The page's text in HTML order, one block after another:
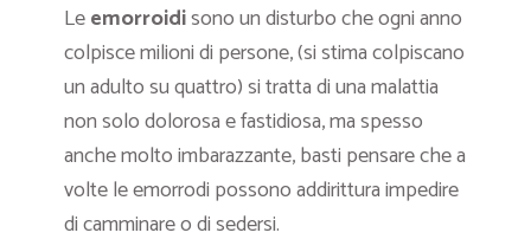
Leemorroidisono un disturbo che ogni anno
colpisce milioni di persone, (si stima colpiscano
un adulto su quattro) si tratta di una malattia
non solo dolorosa e fastidiosa, ma spesso
anche molto imbarazzante, basti pensare che a
volte le emorrodi possono addirittura impedire
di camminare o di sedersi.